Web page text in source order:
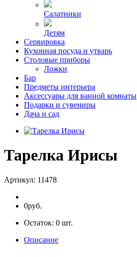
Салатники
Детям
Сервировка
Кухонная посуда и утварь
Столовые приборы
Ложки
Бар
Предметы интерьера
Аксессуары для ванной комнаты
Подарки и сувениры
Дача и сад
Тарелка Ирисы
Артикул: 11478
0руб.
Остаток: 0 шт.
Описание